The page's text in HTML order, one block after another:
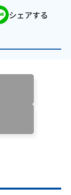
シェアする